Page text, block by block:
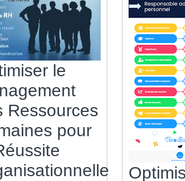
le
Ressources
pour